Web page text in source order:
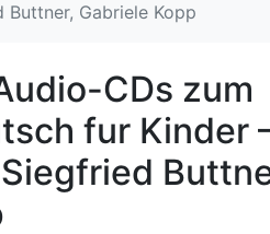
Gabriele Kopp
CDs zum
fur Kinder